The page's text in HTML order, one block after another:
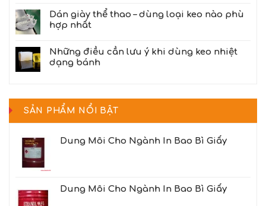
Dán giày thể thao – dùng loại keo nào phù
hợp nhất
Những điều cần lưu ý khi dùng keo nhiệt
dạng bánh
SẢN PHẨM NỔI BẬT
Dung Môi Cho Ngành In Bao Bì Giấy
Dung Môi Cho Ngành In Bao Bì Giấy